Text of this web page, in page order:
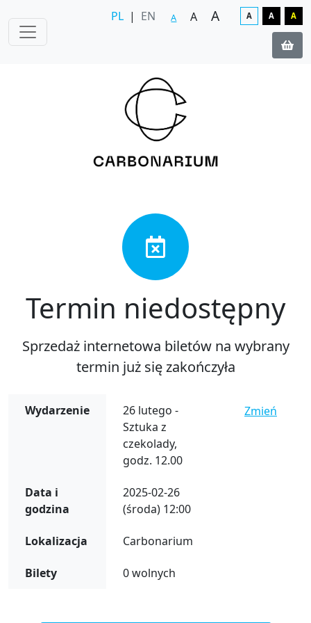
PL | EN A A A A A A
Termin niedostępny
Sprzedaż internetowa biletów na wybrany
termin już się zakończyła
Wydarzenie
26 lutego -
Sztuka z
czekolady,
godz. 12.00
Zmień
Data i
godzina
2025-02-26
(środa) 12:00
Lokalizacja Carbonarium
Bilety 0 wolnych